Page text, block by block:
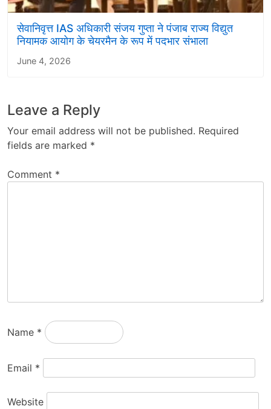
सेवानिवृत्त IAS अधिकारी संजय गुप्ता ने पंजाब राज्य विद्युत
नियामक आयोग के चेयरमैन के रूप में पदभार संभाला
June 4, 2026
Leave a Reply
Your email address will not be published. Required
fields are marked *
Comment *
Name *
Email *
Website